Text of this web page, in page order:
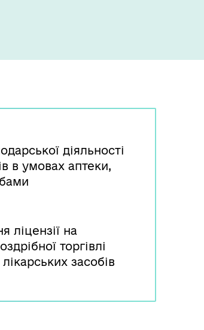
діяльності
в умовах аптеки,
ліцензії на
торгівлі
засобів
що підтверджують